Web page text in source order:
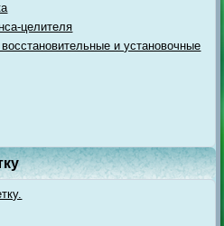
целителя
и установочные